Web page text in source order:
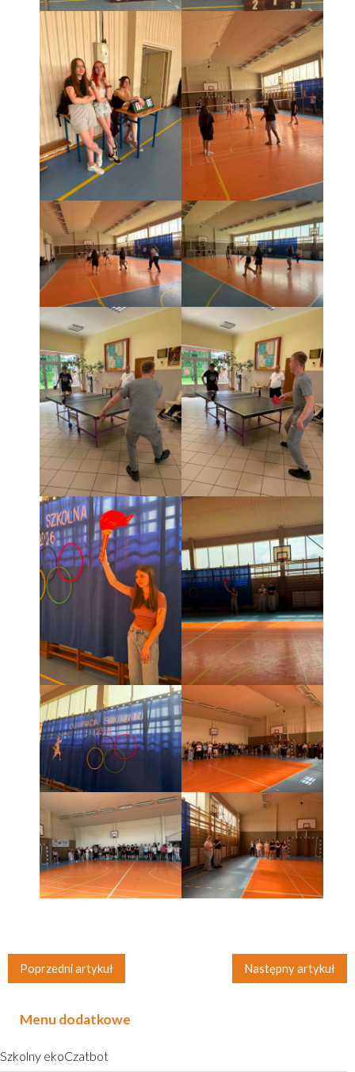
Menu dodatkowe
Szkolny ekoCzatbot
Poprzedni artykuł Następny artykuł